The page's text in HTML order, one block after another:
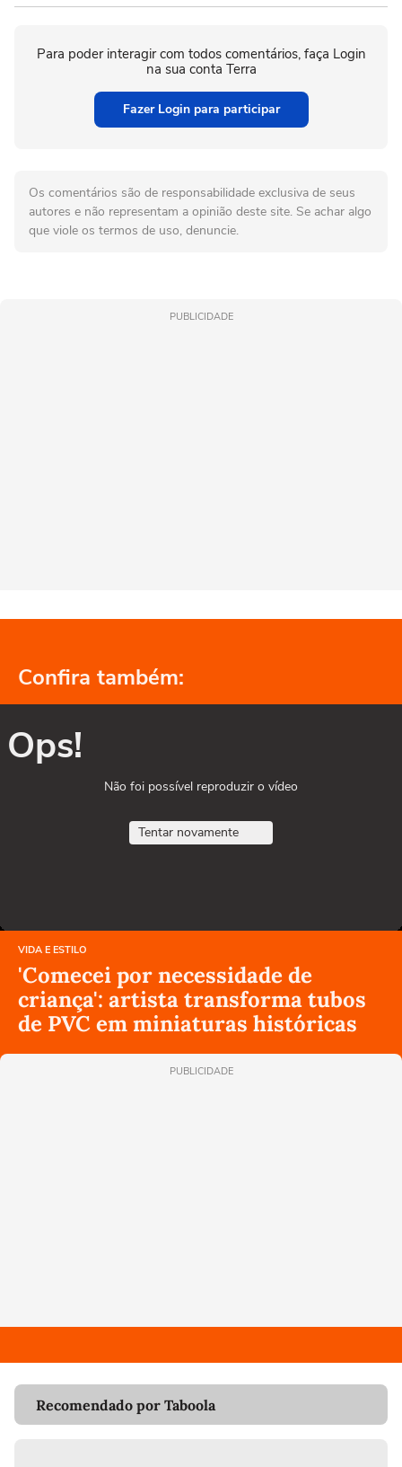
Para poder interagir com todos comentários, faça Login
na sua conta Terra
Fazer Login para participar
Os comentários são de responsabilidade exclusiva de seus
autores e não representam a opinião deste site. Se achar algo
que viole os termos de uso, denuncie.
PUBLICIDADE
Confira também:
Ops!
Não foi possível reproduzir o vídeo
Tentar novamente
VIDA E ESTILO
'Comecei por necessidade de
criança': artista transforma tubos
de PVC em miniaturas históricas
PUBLICIDADE
Recomendado por Taboola